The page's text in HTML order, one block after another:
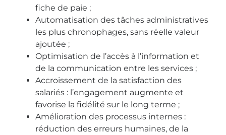
fiche de paie ;
Automatisation des tâches administratives
les plus chronophages, sans réelle valeur
ajoutée ;
Optimisation de l’accès à l’information et
de la communication entre les services ;
Accroissement de la satisfaction des
salariés : l’engagement augmente et
favorise la fidélité sur le long terme ;
Amélioration des processus internes :
réduction des erreurs humaines, de la